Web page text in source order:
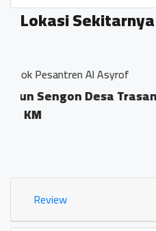
Lokasi Sekitarnya
Trasan
Review